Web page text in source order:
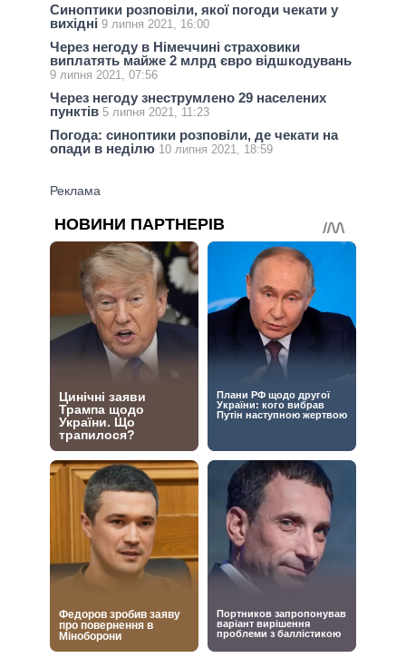
Синоптики розповіли, якої погоди чекати у
вихідні 9 липня 2021, 16:00
Через негоду в Німеччині страховики
виплатять майже 2 млрд євро відшкодувань
9 липня 2021, 07:56
Через негоду знеструмлено 29 населених
пунктів 5 липня 2021, 11:23
Погода: синоптики розповіли, де чекати на
опади в неділю 10 липня 2021, 18:59